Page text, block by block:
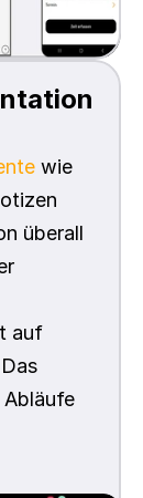
wie
überall
auf
Abläufe